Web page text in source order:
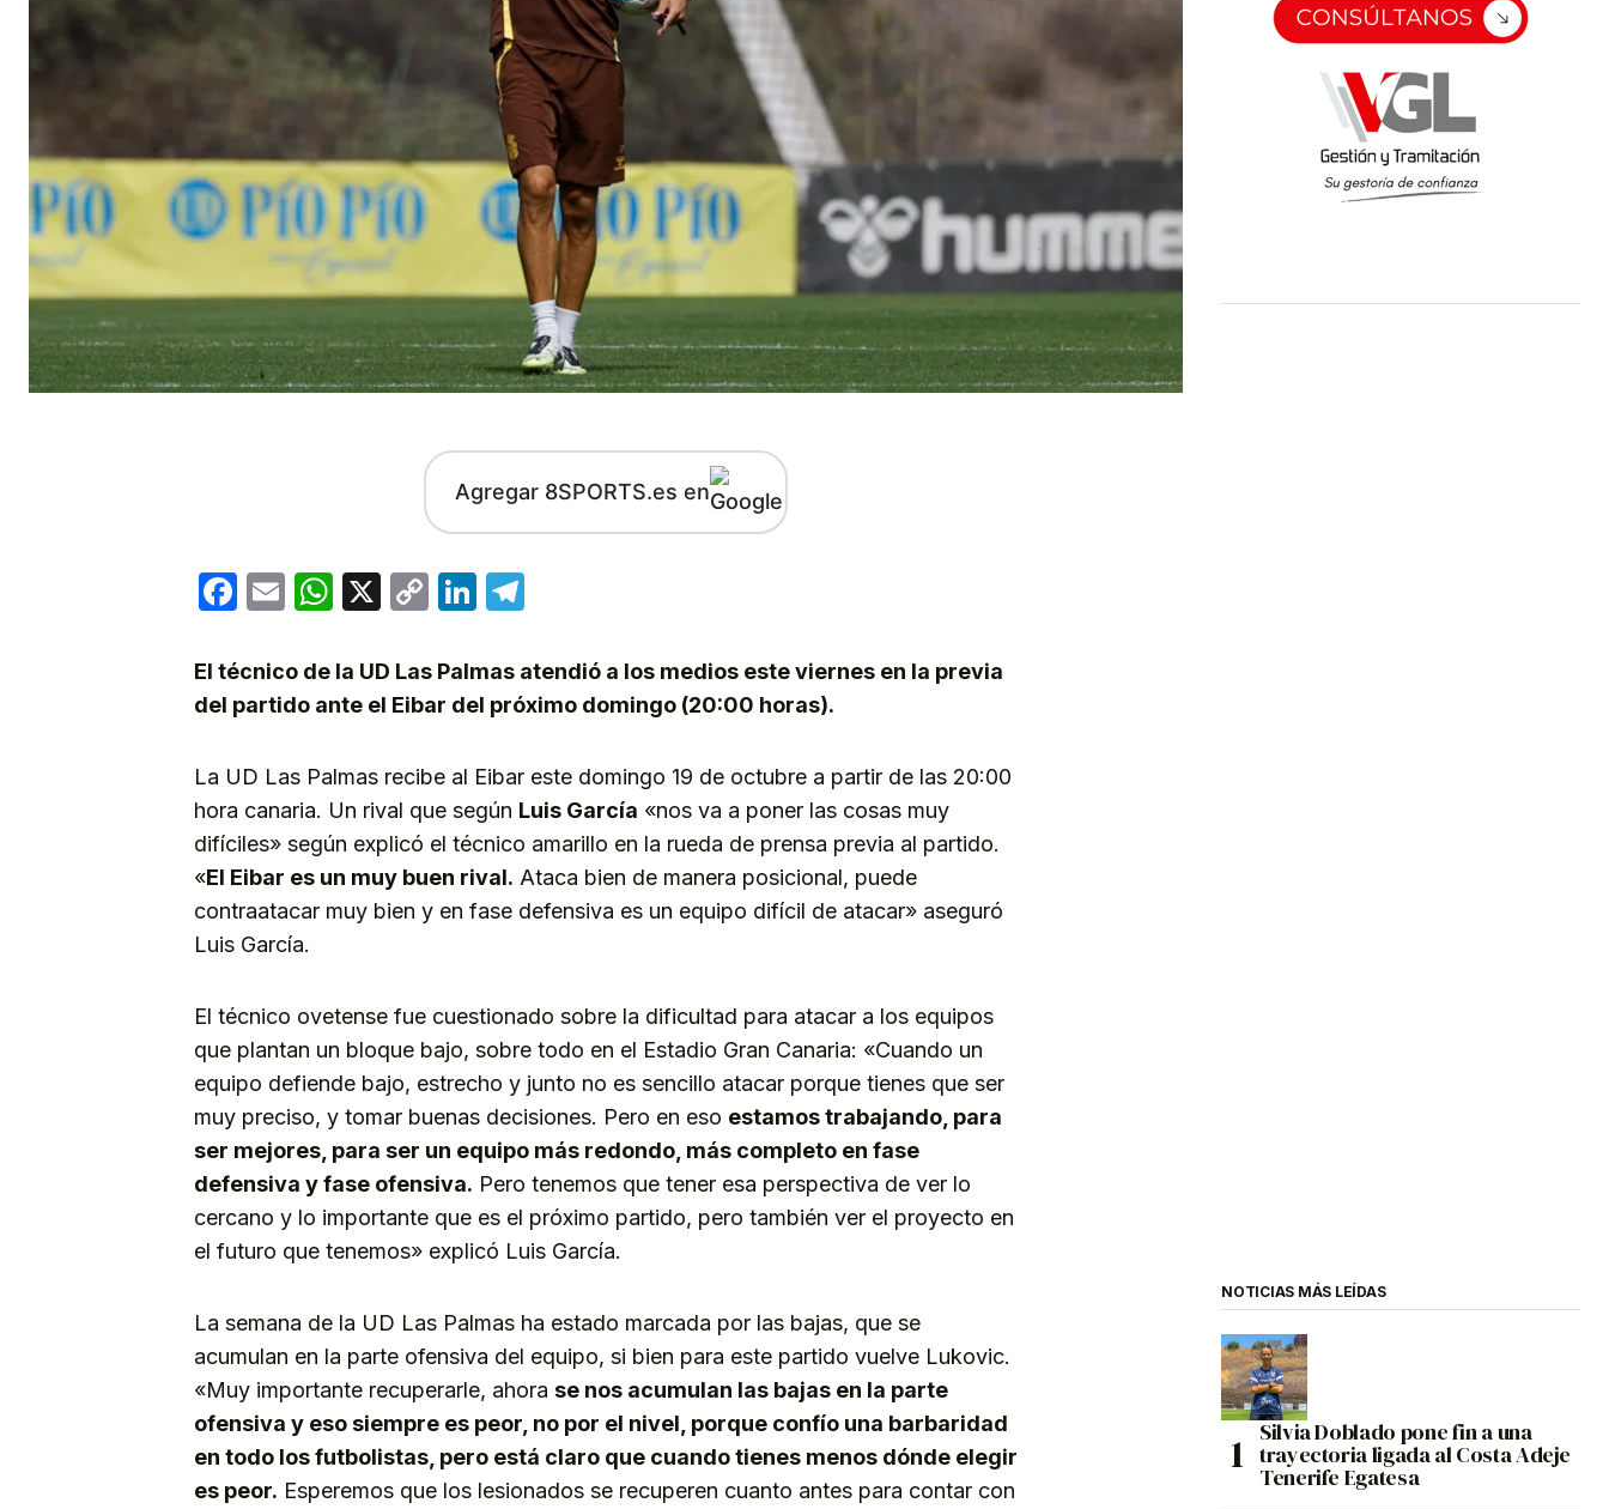
Agregar 8SPORTS.es en
Facebook
EmailWhatsApp
X
CopyLinkedIn
El técnico de la UD Las Palmas atendió a los medios este viernes en la previa
del partido ante el Eibar del próximo domingo (20:00 horas).
La UD Las Palmas recibe al Eibar este domingo 19 de octubre a partir de las 20:00
hora canaria. Un rival que según Luis García «nos va a poner las cosas muy
difíciles» según explicó el técnico amarillo en la rueda de prensa previa al partido.
«El Eibar es un muy buen rival. Ataca bien de manera posicional, puede
contraatacar muy bien y en fase defensiva es un equipo difícil de atacar» aseguró
Luis García.
El técnico ovetense fue cuestionado sobre la dificultad para atacar a los equipos
que plantan un bloque bajo, sobre todo en el Estadio Gran Canaria: «Cuando un
equipo defiende bajo, estrecho y junto no es sencillo atacar porque tienes que ser
muy preciso, y tomar buenas decisiones. Pero en eso estamos trabajando, para
ser mejores, para ser un equipo más redondo, más completo en fase
defensiva y fase ofensiva. Pero tenemos que tener esa perspectiva de ver lo
cercano y lo importante que es el próximo partido, pero también ver el proyecto en
el futuro que tenemos» explicó Luis García.
La semana de la UD Las Palmas ha estado marcada por las bajas, que se
acumulan en la parte ofensiva del equipo, si bien para este partido vuelve Lukovic.
«Muy importante recuperarle, ahora se nos acumulan las bajas en la parte
ofensiva y eso siempre es peor, no por el nivel, porque confío una barbaridad
en todo los futbolistas, pero está claro que cuando tienes menos dónde elegir
es peor. Esperemos que los lesionados se recuperen cuanto antes para contar con
NOTICIAS MÁS LEÍDAS
Silvia Doblado pone fin a una
trayectoria ligada al Costa Adeje
Tenerife Egatesa